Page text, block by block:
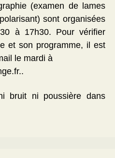
(examen de lames
sont organisées
à 17h30. Pour vérifier
et son programme, il est
le mardi à
bruit ni poussière dans